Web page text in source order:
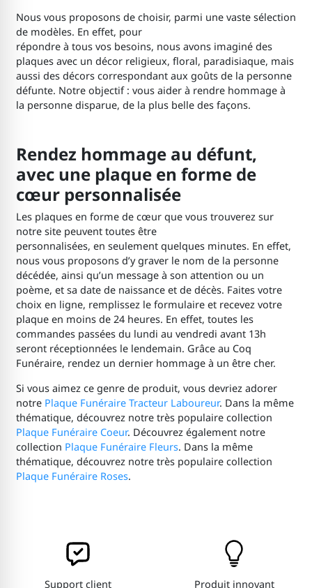
Nous vous proposons de choisir, parmi une vaste sélection
de modèles. En effet, pour
répondre à tous vos besoins, nous avons imaginé des
plaques avec un décor religieux, floral, paradisiaque, mais
aussi des décors correspondant aux goûts de la personne
défunte. Notre objectif : vous aider à rendre hommage à
la personne disparue, de la plus belle des façons.
Rendez hommage au défunt,
avec une plaque en forme de
cœur personnalisée
Les plaques en forme de cœur que vous trouverez sur
notre site peuvent toutes être
personnalisées, en seulement quelques minutes. En effet,
nous vous proposons d’y graver le nom de la personne
décédée, ainsi qu’un message à son attention ou un
poème, et sa date de naissance et de décès. Faites votre
choix en ligne, remplissez le formulaire et recevez votre
plaque en moins de 24 heures. En effet, toutes les
commandes passées du lundi au vendredi avant 13h
seront réceptionnées le lendemain. Grâce au Coq
Funéraire, rendez un dernier hommage à un être cher.
Si vous aimez ce genre de produit, vous devriez adorer
notre Plaque Funéraire Tracteur Laboureur. Dans la même
thématique, découvrez notre très populaire collection
Plaque Funéraire Coeur. Découvrez également notre
collection Plaque Funéraire Fleurs. Dans la même
thématique, découvrez notre très populaire collection
Plaque Funéraire Roses.
Support client
Produit innovant